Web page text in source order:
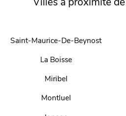
Saint-Maurice-De-Beynost
La Boisse
Miribel
Montluel